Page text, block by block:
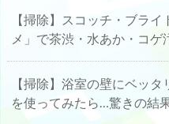
【掃除】スコッチ・ブラ
メ」で茶渋・水あか・コゲ
【掃除】浴室の壁にベッ
を使ってみたら…驚きの結